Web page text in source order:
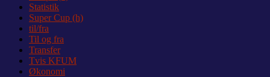
Statistik
Super Cup (h)
til/fra
Til og fra
Transfer
Tvis KFUM
Økonomi